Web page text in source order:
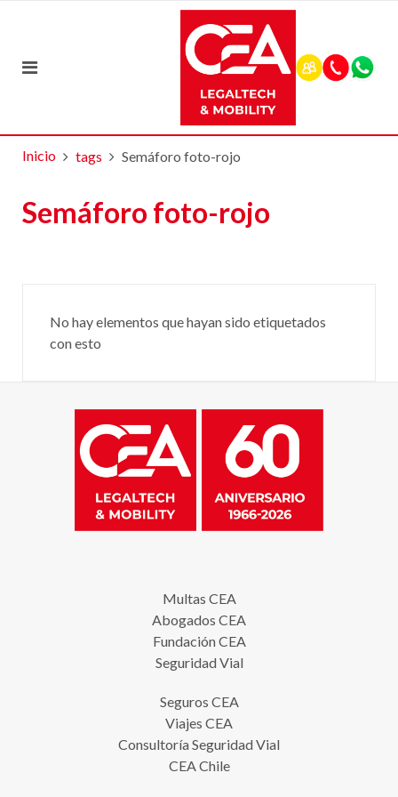
Inicio tags Semáforo foto-rojo
Semáforo foto-rojo
No hay elementos que hayan sido etiquetados
con esto
Multas CEA
Abogados CEA
Fundación CEA
Seguridad Vial
Seguros CEA
Viajes CEA
Consultoría Seguridad Vial
CEA Chile